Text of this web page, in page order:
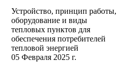
Устройство, принцип работы,
оборудование и виды
тепловых пунктов для
обеспечения потребителей
тепловой энергией
05 Февраля 2025 г.